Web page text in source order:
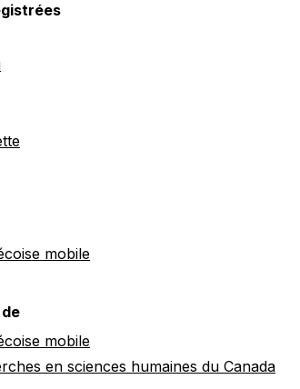
mobile
mobile
en sciences humaines du Canada